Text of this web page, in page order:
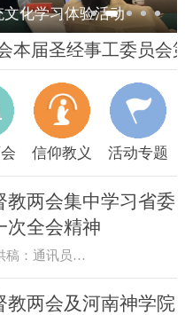
化学习体验活动
本届圣经事工委员会
信仰教义 活动专题
教两会集中学习省委
次全会精神
供稿：通讯员 顾利民
教两会及河南神学院